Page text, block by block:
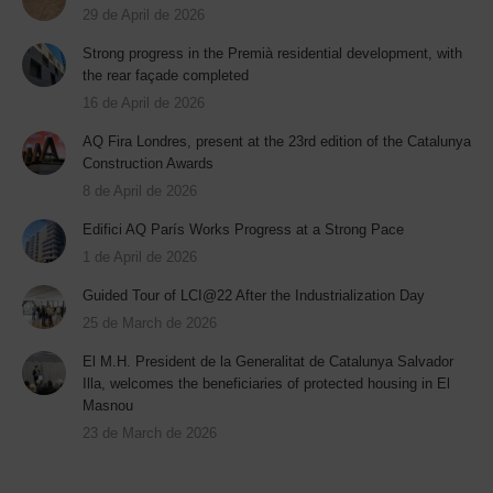
29 de April de 2026
Strong progress in the Premià residential development, with
the rear façade completed
16 de April de 2026
AQ Fira Londres, present at the 23rd edition of the Catalunya
Construction Awards
8 de April de 2026
Edifici AQ París Works Progress at a Strong Pace
1 de April de 2026
Guided Tour of LCI@22 After the Industrialization Day
25 de March de 2026
El M.H. President de la Generalitat de Catalunya Salvador
Illa, welcomes the beneficiaries of protected housing in El
Masnou
23 de March de 2026